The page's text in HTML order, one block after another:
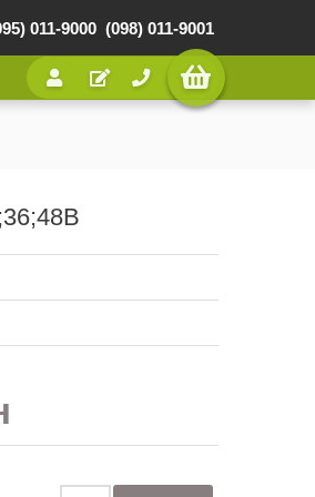
011-9000 (098) 011-9001